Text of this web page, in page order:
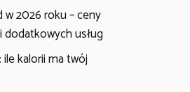
w 2026 roku – ceny
usług
kalorii ma twój